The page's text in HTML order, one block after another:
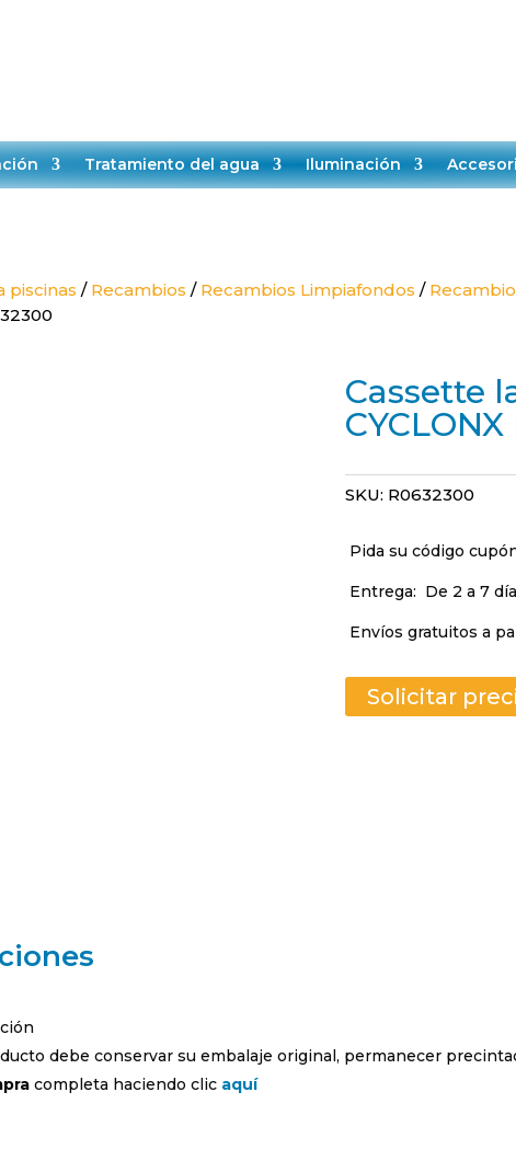
Tratamiento del agua Iluminación
piscinas / Recambios / Recambios Limpiafondos /
Cassette
SKU: R0632300
Pida su código
Entrega: De 2 a 7
Envíos gratuitos a
Solicitar
debe conservar su embalaje original, permanecer
completa haciendo clic aquí